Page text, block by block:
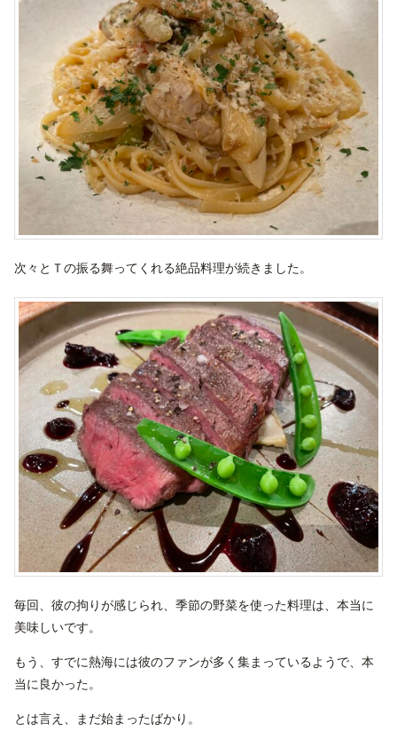
次々とＴの振る舞ってくれる絶品料理が続きました。
毎回、彼の拘りが感じられ、季節の野菜を使った料理は、本当に
美味しいです。
もう、すでに熱海には彼のファンが多く集まっているようで、本
当に良かった。
とは言え、まだ始まったばかり。